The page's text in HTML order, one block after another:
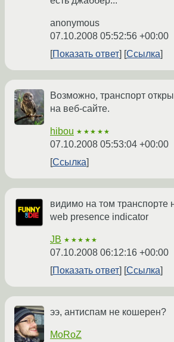
anonymous
07.10.2008 05:52:56 +00:00
Показать ответ
Ссылка
Возможно, транспорт
на веб-сайте.
hibou ★★★★★
07.10.2008 05:53:04 +00:00
Ссылка
видимо на том транспорте
web presence indicator
JB ★★★★★
07.10.2008 06:12:16 +00:00
Показать ответ
Ссылка
ээ, антиспам не кошерен?
MoRoZ